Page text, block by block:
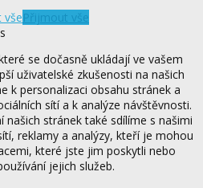
všePřijmout vše
se dočasně ukládají ve vašem
uživatelské zkušenosti na našich
k personalizaci obsahu stránek a
sítí a k analýze návštěvnosti.
stránek také sdílíme s našimi
reklamy a analýzy, kteří je mohou
které jste jim poskytli nebo
jejich služeb.